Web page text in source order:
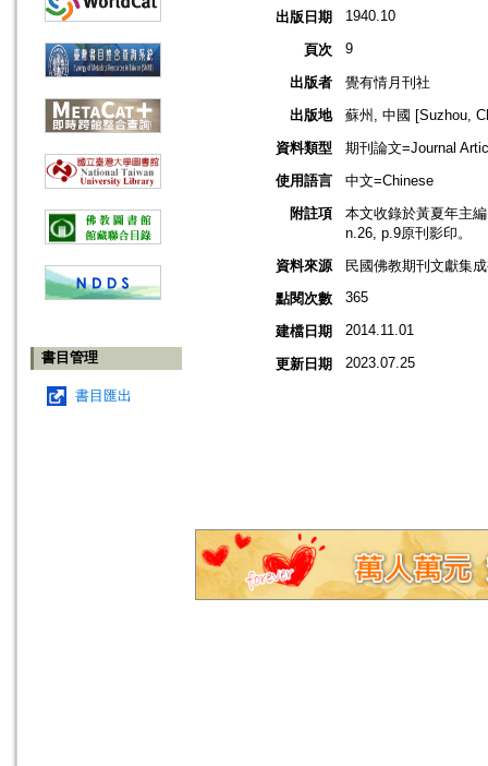
書目管理
書目匯出
出版日期 1940.10
頁次 9
出版者
覺有情月刊社
出版地
蘇州, 中國 [Suzhou,
資料類型
期刊論文=Journal
使用語言
中文=Chinese
附註項
本文收錄於黃夏年主
n.26, p.9原刊影印。
資料來源
民國佛教期刊文獻集
點閱次數
365
建檔日期 2014.11.01
更新日期 2023.07.25